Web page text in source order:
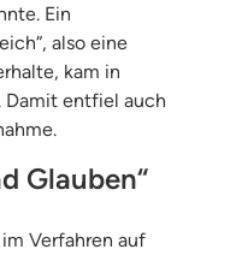
Ein
also eine
kam in
Damit entfiel auch
Glauben“
Verfahren auf